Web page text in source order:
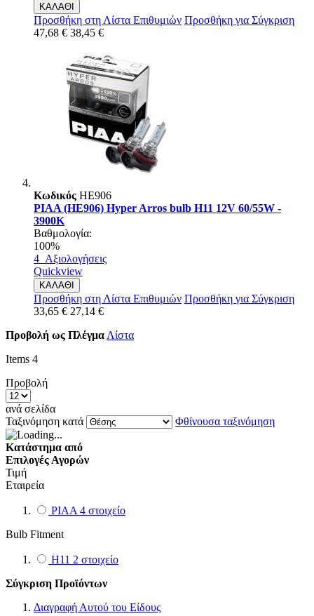
ΚΑΛΑΘΙ
Προσθήκη στη Λίστα Επιθυμιών Προσθήκη για Σύγκριση
47,68 € 38,45 €
Κωδικός HE906
PIAA (HE906) Hyper Arros bulb H11 12V 60/55W -
3900K
Βαθμολογία:
100%
4 Αξιολογήσεις
Quickview
ΚΑΛΑΘΙ
Προσθήκη στη Λίστα Επιθυμιών Προσθήκη για Σύγκριση
33,65 € 27,14 €
Προβολή ως ΠλέγμαΛίστα
Items 4
Προβολή
ανά σελίδα
Ταξινόμηση κατά
Φθίνουσα ταξινόμηση
Κατάστημα από
Επιλογές Αγορών
Τιμή
Εταιρεία
PIAA 4 στοιχείο
Bulb Fitment
H11 2 στοιχείο
Σύγκριση Προϊόντων
Διαγραφή Αυτού του Είδους